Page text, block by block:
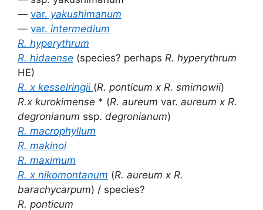
— var. yakushimanum
— var. intermedium
R. hyperythrum
R. hidaense (species? perhaps R. hyperythrum
HE)
R. x kesselringii (R. ponticum x R. smirnowii)
R.x kurokimense * (R. aureum var. aureum x R.
degronianum ssp. degronianum)
R. macrophyllum
R. makinoi
R. maximum
R. x nikomontanum (R. aureum x R.
barachycarpum) / species?
R. ponticum